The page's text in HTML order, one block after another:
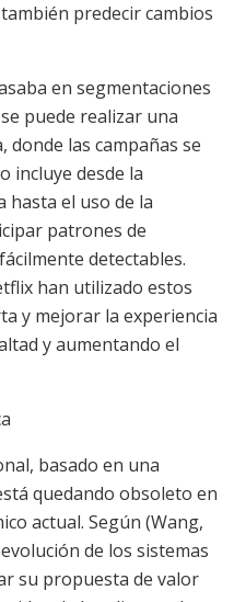
predecir cambios
en segmentaciones
puede realizar una
donde las campañas se
incluye desde la
hasta el uso de la
patrones de
detectables.
han utilizado estos
y mejorar la experiencia
y aumentando el
basado en una
quedando obsoleto en
actual. Según (Wang,
de los sistemas
su propuesta de valor